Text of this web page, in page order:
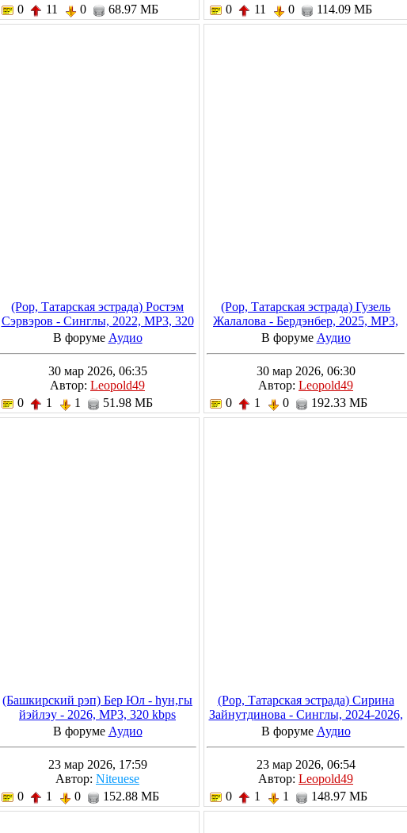
0
11 0 68.97 МБ
0
11 0 114.09 МБ
(Pop, Татарская эстрада) Ростэм
Сэрвэров - Синглы, 2022, MP3, 320
kbps
В форуме Аудио
30 мар 2026, 06:35
Автор: Leopold49
0
1 1 51.98 МБ
(Pop, Татарская эстрада) Гузель
Жалалова - Бердэнбер, 2025, MP3,
320 kbps
В форуме Аудио
30 мар 2026, 06:30
Автор: Leopold49
0
1 0 192.33 МБ
(Башкирский рэп) Бер Юл - hун,гы
йэйлэу - 2026, MP3, 320 kbps
В форуме Аудио
23 мар 2026, 17:59
Автор: Niteuese
0
1 0 152.88 МБ
(Pop, Татарская эстрада) Сирина
Зайнутдинова - Синглы, 2024-2026,
MP3, 320 kbps
В форуме Аудио
23 мар 2026, 06:54
Автор: Leopold49
0
1 1 148.97 МБ